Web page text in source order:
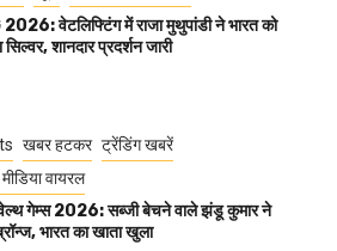
वेटलिफ्टिंग में राजा मुथुपांडी ने भारत को
सिल्वर, शानदार प्रदर्शन जारी
खबर हटकर ट्रेंडिंग खबरें
वायरल
गेम्स 2026: सब्जी बेचने वाले झंडू कुमार ने
भारत का खाता खुला